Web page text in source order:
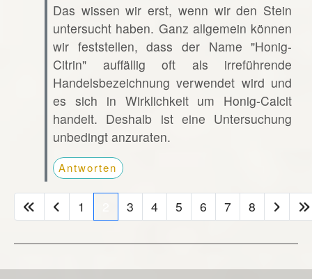
Das wissen wir erst, wenn wir den Stein
untersucht haben. Ganz allgemein können
wir feststellen, dass der Name "Honig-
Citrin" auffällig oft als irreführende
Handelsbezeichnung verwendet wird und
es sich in Wirklichkeit um Honig-Calcit
handelt. Deshalb ist eine Untersuchung
unbedingt anzuraten.
Antworten
1 3 4 5 6 7 8